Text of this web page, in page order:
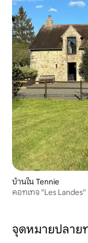
บ้านใน Tennie
คอทเทจ "Les Landes"
จุดหมายปลาย